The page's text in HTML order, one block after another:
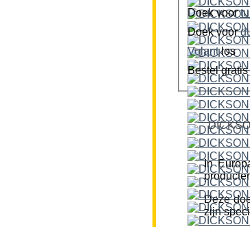
Doek voor
Doek voor
Volantlos
Bestel gratis
In
Deze
zijn